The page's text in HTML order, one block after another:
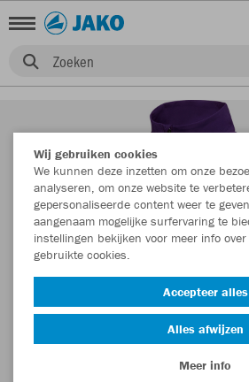
Zoeken
Wij gebruiken cookies
We kunnen deze inzetten om onze
analyseren, om onze website te
gepersonaliseerde content weer te
aangenaam mogelijke surfervaring te
instellingen bekijken voor meer info
gebruikte cookies.
Accepteer alles
Alles afwijzen
Meer info